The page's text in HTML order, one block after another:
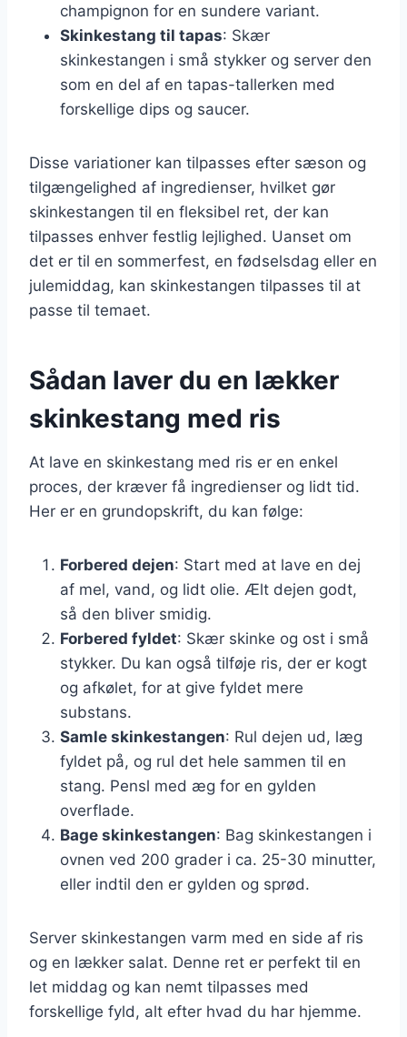
champignon for en sundere variant.
Skinkestang til tapas: Skær
skinkestangen i små stykker og server den
som en del af en tapas-tallerken med
forskellige dips og saucer.
Disse variationer kan tilpasses efter sæson og
tilgængelighed af ingredienser, hvilket gør
skinkestangen til en fleksibel ret, der kan
tilpasses enhver festlig lejlighed. Uanset om
det er til en sommerfest, en fødselsdag eller en
julemiddag, kan skinkestangen tilpasses til at
passe til temaet.
Sådan laver du en lækker
skinkestang med ris
At lave en skinkestang med ris er en enkel
proces, der kræver få ingredienser og lidt tid.
Her er en grundopskrift, du kan følge:
Forbered dejen: Start med at lave en dej
af mel, vand, og lidt olie. Ælt dejen godt,
så den bliver smidig.
Forbered fyldet: Skær skinke og ost i små
stykker. Du kan også tilføje ris, der er kogt
og afkølet, for at give fyldet mere
substans.
Samle skinkestangen: Rul dejen ud, læg
fyldet på, og rul det hele sammen til en
stang. Pensl med æg for en gylden
overflade.
Bage skinkestangen: Bag skinkestangen i
ovnen ved 200 grader i ca. 25-30 minutter,
eller indtil den er gylden og sprød.
Server skinkestangen varm med en side af ris
og en lækker salat. Denne ret er perfekt til en
let middag og kan nemt tilpasses med
forskellige fyld, alt efter hvad du har hjemme.